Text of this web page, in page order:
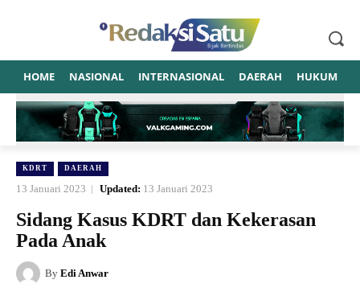
HOME NASIONAL INTERNASIONAL DAERAH HUKUM
KDRT DAERAH
13 Januari 2023 Updated: 13 Januari 2023
Sidang Kasus KDRT dan Kekerasan
Pada Anak
By Edi Anwar